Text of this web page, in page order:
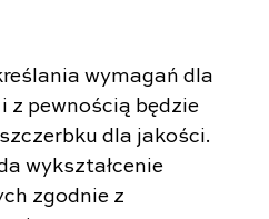
wymagań dla
z pewnością będzie
dla jakości.
wykształcenie
zgodnie z